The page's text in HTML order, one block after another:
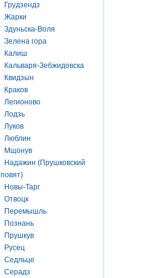
Грудзендз
Жарки
Здуньска-Воля
Зелена гора
Калиш
Кальваря-Зебжидовска
Квидзын
Краков
Легионово
Лодзь
Луков
Люблин
Мщонув
Надажин (Прушковский
повят)
Новы-Тарг
Отвоцк
Перемышль
Познань
Прушкув
Русец
Седльце
Серадз